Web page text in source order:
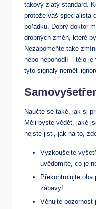
takový zlatý standard.
protože váš specialista
pořádku. Dobrý doktor
drobných změn, které
Nezapomeňte také
nebo nepohodlí – tělo
tyto signály neměli
Naučte se také, jak si
Měli byste vědět, jaké
nejste jisti, jak na to,
Vyzkoušejte
uvědomíte, co je
Překontrolujte
zábavy!
Věnujte pozornost